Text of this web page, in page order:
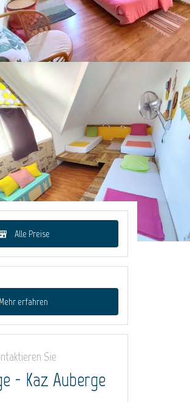
Alle Preise
Mehr erfahren
Sie
- Kaz Auberge